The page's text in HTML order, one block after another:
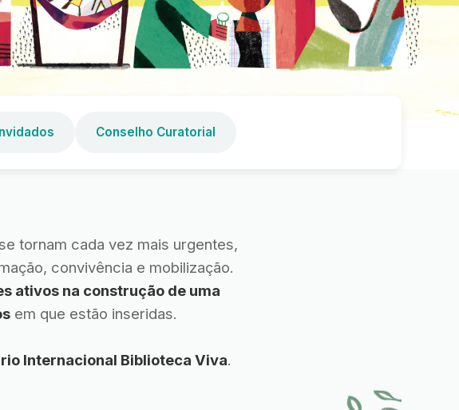
Conselho Curatorial
tornam cada vez mais urgentes,
convivência e mobilização.
ativos na construção de uma
em que estão inseridas.
Internacional Biblioteca Viva.